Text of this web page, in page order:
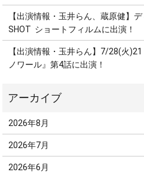
【出演情報・玉井らん、蔵原健】
SHOT ショートフィルムに出演！
【出演情報・玉井らん】7/28(火
ノワール』第4話に出演！
2026年8月
2026年7月
2026年6月